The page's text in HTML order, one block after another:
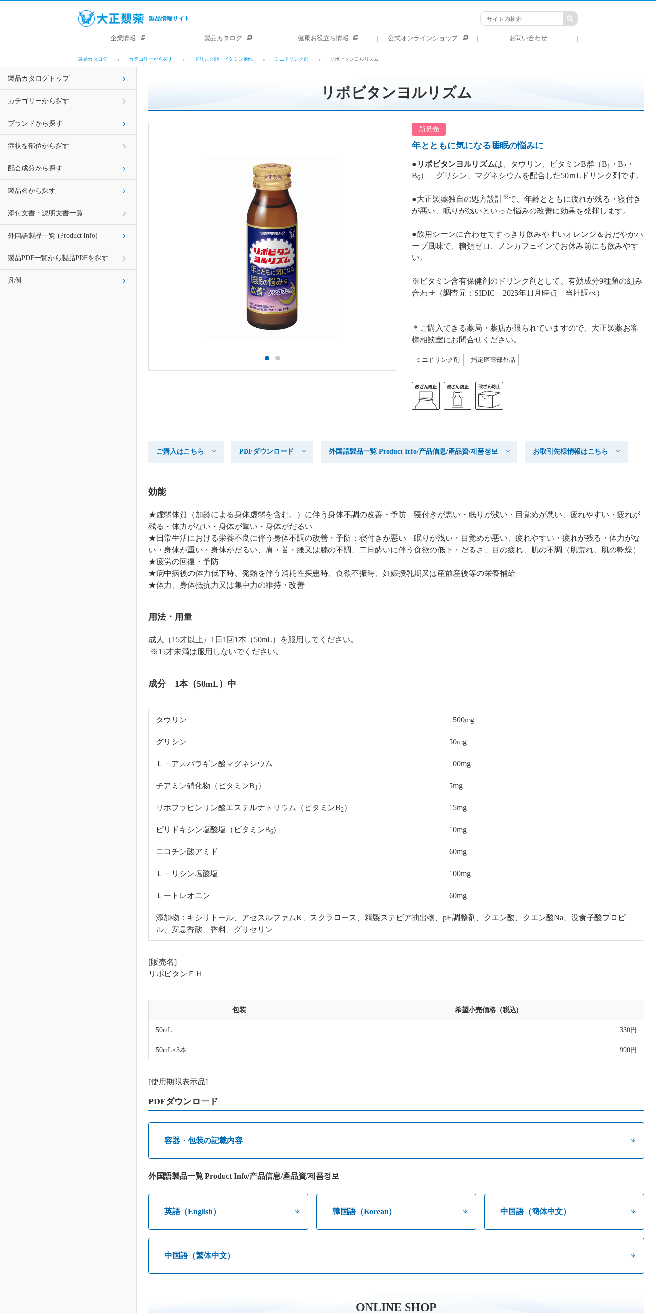
製品情報サイト
企業情報 製品カタログ 健康お役立ち情報 公式オンラインショップ お問い合わせ
製品カタログ カテゴリーから探す ドリンク剤・ビタミン剤他 ミニドリンク剤 リポビタンヨルリズム
製品カタログトップ
カテゴリーから探す
ブランドから探す
症状を部位から探す
配合成分から探す
製品名から探す
添付文書・説明文書一覧
外国語製品一覧 (Product Info)
製品PDF一覧から製品PDFを探す
凡例
リポビタンヨルリズム
新発売
年とともに気になる睡眠の悩みに
● リポビタンヨルリズムは、タウリン、ビタミンB群（B1 ・B2 ・
B6）、グリシン、マグネシウムを配合した50ｍLドリンク剤です。
●大正製薬独自の処方設計※で、年齢とともに疲れが残る・寝付き
が悪い、眠りが浅いといった悩みの改善に効果を発揮します。
●飲用シーンに合わせてすっきり飲みやすいオレンジ＆おだやかハ
ーブ風味で、糖類ゼロ、ノンカフェインでお休み前にも飲みやす
い。
※ビタミン含有保健剤のドリンク剤として、有効成分9種類の組み
合わせ（調査元：SIDIC 2025年11月時点 当社調べ）
＊ご購入できる薬局・薬店が限られていますので、大正製薬お客
様相談室にお問合せください。
ミニドリンク剤 指定医薬部外品
ご購入はこちら PDFダウンロード 外国語製品一覧 Product Info/产品信息/產品資/제품정보 お取引先様情報はこちら
効能
★虚弱体質（加齢による身体虚弱を含む。）に伴う身体不調の改善・予防：寝付きが悪い・眠りが浅い・目覚めが悪い、疲れやすい・疲れが
残る・体力がない・身体が重い・身体がだるい
★日常生活における栄養不良に伴う身体不調の改善・予防：寝付きが悪い・眠りが浅い・目覚めが悪い、疲れやすい・疲れが残る・体力がな
い・身体が重い・身体がだるい、肩・首・腰又は膝の不調、二日酔いに伴う食欲の低下・だるさ、目の疲れ、肌の不調（肌荒れ、肌の乾燥）
★疲労の回復・予防
★病中病後の体力低下時、発熱を伴う消耗性疾患時、食欲不振時、妊娠授乳期又は産前産後等の栄養補給
★体力、身体抵抗力又は集中力の維持・改善
用法・用量
成人（15才以上）1日1回1本（50mL）を服用してください。
※15才未満は服用しないでください。
成分 1本（50mL）中
タウリン 1500mg
グリシン 50mg
Ｌ－アスパラギン酸マグネシウム 100mg
チアミン硝化物（ビタミンB1 ） 5mg
リボフラビンリン酸エステルナトリウム（ビタミンB2） 15mg
ピリドキシン塩酸塩（ビタミンB6) 10mg
ニコチン酸アミド 60mg
Ｌ－リシン塩酸塩 100mg
Ｌートレオニン 60mg
添加物：キシリトール、アセスルファムK、スクラロース、精製ステビア抽出物、pH調整剤、クエン酸、クエン酸Na、没食子酸プロピ
ル、安息香酸、香料、グリセリン
[販売名]
リポビタンＦＨ
包装 希望小売価格（税込)
50mL 330円
50mL×3本 990円
[使用期限表示品]
PDFダウンロード
容器・包装の記載内容
外国語製品一覧 Product Info/产品信息/產品資/제품정보
英語（English） 韓国語（Korean） 中国語（簡体中文）
中国語（繁体中文）
ONLINE SHOP